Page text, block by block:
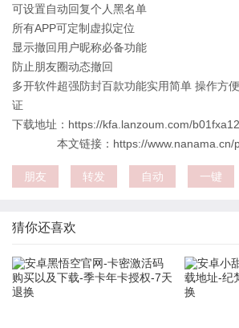
可设置自动回复个人黑名单
所有APP可定制虚拟定位
显示撤回用户昵称必备功能
防止朋友圈动态撤回
多开软件超强防封百款功能实用简单 操作方
证
下载地址：https://kfa.lanzoum.com/
本文链接：https://www.nanama.cn/
朋友 转发 自动 一键
猜你还喜欢